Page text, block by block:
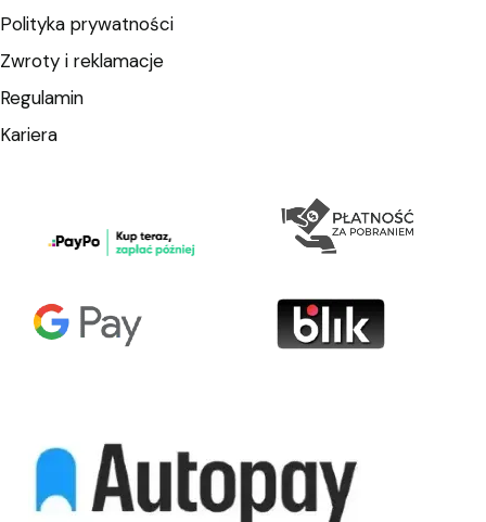
Polityka prywatności
Zwroty i reklamacje
Regulamin
Kariera